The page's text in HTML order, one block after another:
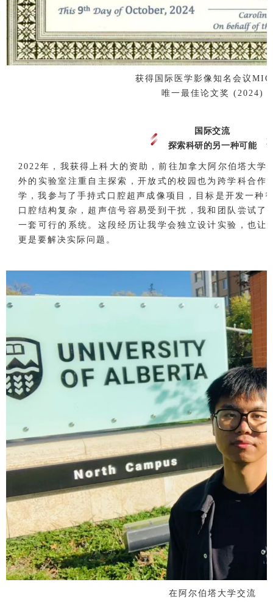
获得国际医学影像知名会议
唯一最佳论文奖 (2024)
国际交流
探索科研的另一种可能
2022年，我获得上科大的资助，前往加拿大阿尔伯塔大学
外的实验室注重自主探索，开放式的校园也为跨学科合作
学，我参与了手持式口腔超声成像项目，目标是开发一种
口腔结构复杂，超声信号容易受到干扰，我和团队尝试了
一套可行的系统。这段经历让我学会独立设计实验，也让
更是要解决实际问题。
在阿尔伯塔大学交流